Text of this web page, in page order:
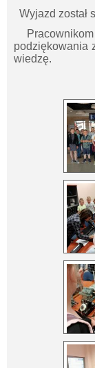
Wyjazd został
podziękowania
wiedzę.